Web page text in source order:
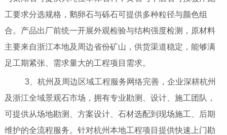
工要求分选规格，鹅卵石与砾石可提供多种粒径与颜色组
合。产品出厂前统一开展外观检验与结构强度检测，原材料
主要来自浙江本地及周边省份矿山，供货渠道稳定，能够满
足工期紧张、需求量大的工程项目需求。
3、杭州及周边区域工程服务网络完善，企业深耕杭州
及浙江全域景观石市场，拥有专业勘测、设计、施工团队，
可提供从场地勘测、方案设计、石材选配到现场施工、后期
维护的全流程服务。针对杭州本地工程项目提供快速上门勘